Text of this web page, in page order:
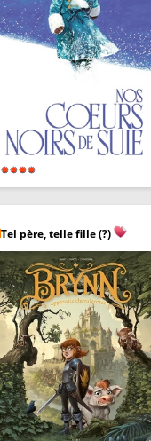
Tel père, telle fille (?)